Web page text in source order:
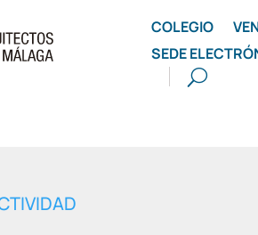
COLEGIO
SEDE